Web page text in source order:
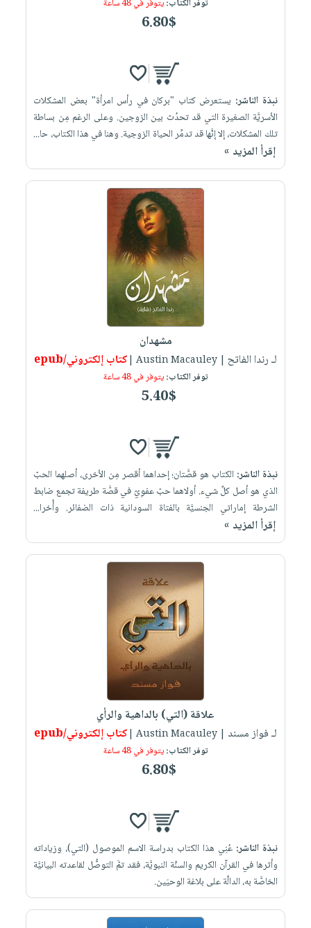
توفر الكتاب:يتوفر في 48 ساعة
6.80$
نبذة الناشر: يستعرض كتاب "بركان في رأس امرأة" بعض المشكلات
الأسريَّة الصغيرة التي قد تحدُث بين الزوجين. وعلى الرغم مِن بساطة
تلك المشكلات، إلا إنَّها قد تدمِّر الحياة الزوجية. وهنا في هذا الكتاب، حا...
إقرأ المزيد »
مشهدان
لـ رندا الفاتح | Austin Macauley | كتاب إلكتروني/epub
توفر الكتاب:يتوفر في 48 ساعة
5.40$
نبذة الناشر: الكتاب هو قصَّتان؛ إحداهما أقصر مِن الأخرى، أصلهما الحبّ
الذي هو أصل كلِّ شيء. أولاهما حبّ عفوِيّ في قصَّة طريفة تجمع ضابط
الشرطة إماراتي الجنسيَّة بالفتاة السودانية ذات الضفائر. وأُخرا...
إقرأ المزيد »
علاقة (التي) بالداهية والرأي
لـ فواز مسند | Austin Macauley | كتاب إلكتروني/epub
توفر الكتاب:يتوفر في 48 ساعة
6.80$
نبذة الناشر:عُنِي هذا الكتاب بدراسة الاسم الموصول (التي)، وزياداته
وأثرها في القرآن الكريم والسنَّة النبويَّة، فقد تمَّ التوصُّل لقاعدته البيانيَّة
الخاصَّة به، الدالَّة على بلاغة الوحيَين.